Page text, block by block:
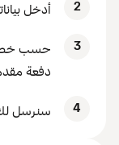
2 أدخل
3
حسب خطة
دفعة
4 سنرسل لك